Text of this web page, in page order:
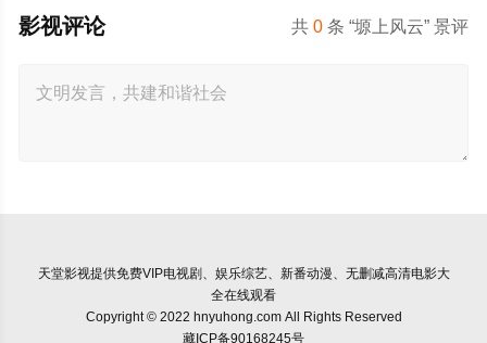
共0 条 “塬上风云” 景评
影视评论
天堂影视提供免费VIP电视剧、娱乐综艺、新番动漫、无删减高清电影大
全在线观看
Copyright © 2022 hnyuhong.com All Rights Reserved
藏ICP备90168245号